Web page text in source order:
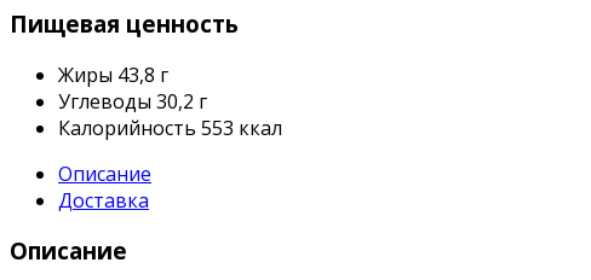
Пищевая ценность
Жиры 43,8 г
Углеводы 30,2 г
Калорийность 553 ккал
Описание
Доставка
Описание